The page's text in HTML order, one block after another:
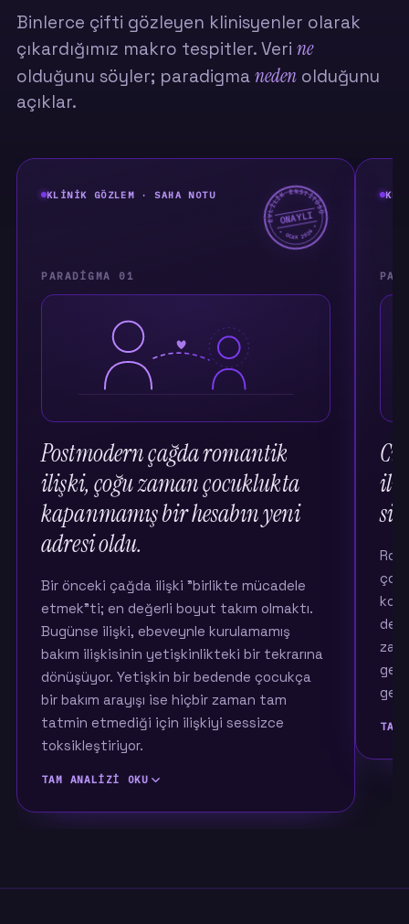
Binlerce çifti gözleyen klinisyenler olarak
çıkardığımız makro tespitler. Veri ne
olduğunu söyler; paradigma neden olduğunu
açıklar.
KLINIK GÖZLEM · SAHA NOTU EVLİLİK ENSTİTÜSÜ
★ OCAK 2026 ★
ONAYLI
PARADIGMA 01
Postmodern çağda romantik
ilişki, çoğu zaman çocuklukta
kapanmamış bir hesabın yeni
adresi oldu.
Bir önceki çağda ilişki "birlikte mücadele
etmek"ti; en değerli boyut takım olmaktı.
Bugünse ilişki, ebeveynle kurulamamış
bakım ilişkisinin yetişkinlikteki bir tekrarına
dönüşüyor. Yetişkin bir bedende çocukça
bir bakım arayışı ise hiçbir zaman tam
tatmin etmediği için ilişkiyi sessizce
toksikleştiriyor.
TAM ANALIZI OKU
hayatı bölüşmek, ayakta kalmak. Ölçtüğümüz